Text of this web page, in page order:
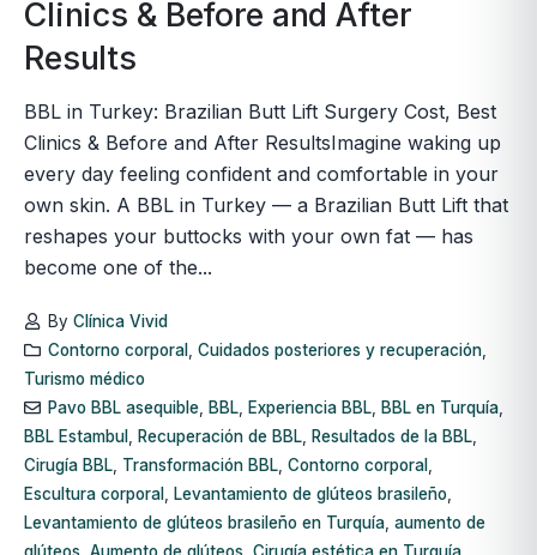
Clinics & Before and After
Results
BBL in Turkey: Brazilian Butt Lift Surgery Cost, Best
Clinics & Before and After ResultsImagine waking up
every day feeling confident and comfortable in your
own skin. A BBL in Turkey — a Brazilian Butt Lift that
reshapes your buttocks with your own fat — has
become one of the...
By Clínica Vivid
Contorno corporal
Cuidados posteriores y recuperación,
Turismo médico
Pavo BBL asequible, BBL, Experiencia BBL, BBL en Turquía,
BBL Estambul
Recuperación de BBL Resultados de la BBL
Cirugía BBL Transformación BBL Contorno corporal
Escultura corporal
Levantamiento de glúteos brasileño
Levantamiento de glúteos brasileño en Turquía aumento de